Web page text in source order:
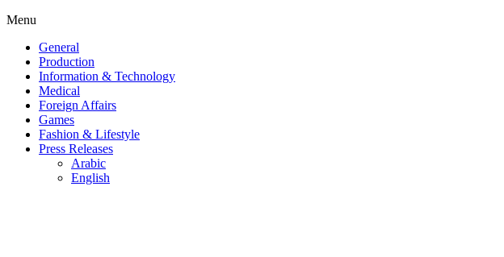
Menu
General
Production
Information & Technology
Medical
Foreign Affairs
Games
Fashion & Lifestyle
Press Releases
Arabic
English